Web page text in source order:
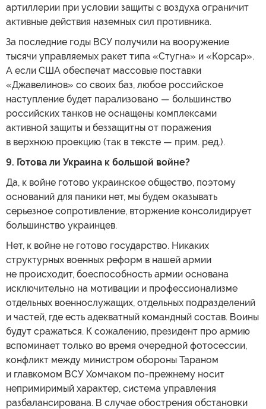
артиллерии при условии защиты с воздуха ограничит
активные действия наземных сил противника.
За последние годы ВСУ получили на вооружение
тысячи управляемых ракет типа «Стугна» и «Корсар».
А если США обеспечат массовые поставки
«Джавелинов» со своих баз, любое российское
наступление будет парализовано — большинство
российских танков не оснащены комплексами
активной защиты и беззащитны от поражения
в верхнюю проекцию (так в тексте — прим. ред.).
9. Готова ли Украина к большой войне?
Да, к войне готово украинское общество, поэтому
оснований для паники нет, мы будем оказывать
серьезное сопротивление, вторжение консолидирует
большинство украинцев.
Нет, к войне не готово государство. Никаких
структурных военных реформ в нашей армии
не происходит, боеспособность армии основана
исключительно на мотивации и профессионализме
отдельных военнослужащих, отдельных подразделений
и частей, где есть адекватный командный состав. Воины
будут сражаться. К сожалению, президент про армию
вспоминает только во время очередной фотосессии,
конфликт между министром обороны Тараном
и главкомом ВСУ Хомчаком по-прежнему носит
непримиримый характер, система управления
разбалансирована. В случае обострения обстановки